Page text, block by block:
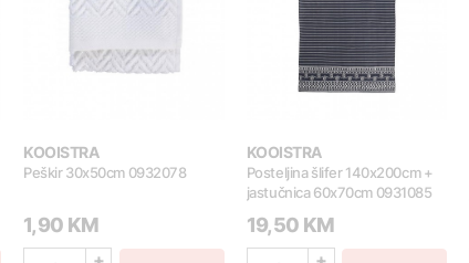
KOOISTRA
Peškir 30x50cm 0932078
1,90 KM
KOOISTRA
Posteljina šlifer 140x200cm +
jastučnica 60x70cm 0931085
19,50 KM